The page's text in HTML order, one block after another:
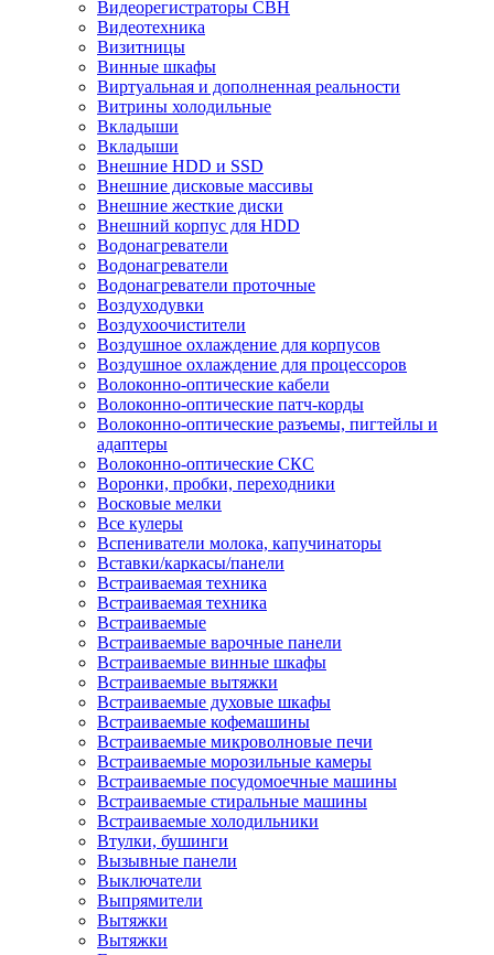
Видеорегистраторы СВН
Видеотехника
Визитницы
Винные шкафы
Виртуальная и дополненная реальности
Витрины холодильные
Вкладыши
Вкладыши
Внешние HDD и SSD
Внешние дисковые массивы
Внешние жесткие диски
Внешний корпус для HDD
Водонагреватели
Водонагреватели
Водонагреватели проточные
Воздуходувки
Воздухоочистители
Воздушное охлаждение для корпусов
Воздушное охлаждение для процессоров
Волоконно-оптические кабели
Волоконно-оптические патч-корды
Волоконно-оптические разъемы, пигтейлы и
адаптеры
Волоконно-оптические СКС
Воронки, пробки, переходники
Восковые мелки
Все кулеры
Вспениватели молока, капучинаторы
Вставки/каркасы/панели
Встраиваемая техника
Встраиваемая техника
Встраиваемые
Встраиваемые варочные панели
Встраиваемые винные шкафы
Встраиваемые вытяжки
Встраиваемые духовые шкафы
Встраиваемые кофемашины
Встраиваемые микроволновые печи
Встраиваемые морозильные камеры
Встраиваемые посудомоечные машины
Встраиваемые стиральные машины
Встраиваемые холодильники
Втулки, бушинги
Вызывные панели
Выключатели
Выпрямители
Вытяжки
Вытяжки